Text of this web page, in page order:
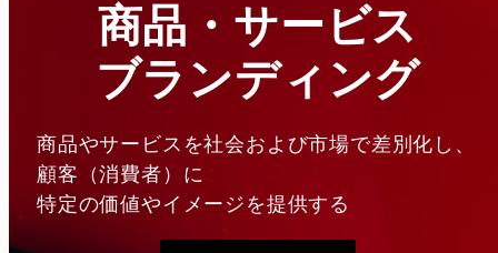
商品・サービス
ブランディング
商品やサービスを社会および市場で差別化し、
顧客（消費者）に
特定の価値やイメージを提供する